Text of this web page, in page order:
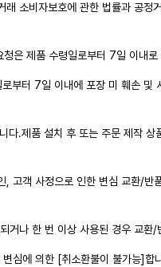
소비자보호에 관한 법률과 공정
은 제품 수령일로부터 7일 이내로
부터 7일 이내에 포장 미 훼손 및
다.제품 설치 후 또는 주문 제작 상
고객 사정으로 인한 변심 교환/반
거나 한 번 이상 사용된 경우 교환/
심에 의한 [취소환불이 불가능]합